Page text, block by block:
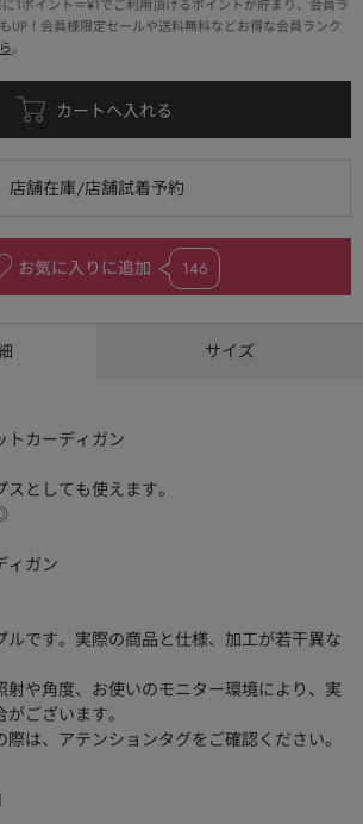
1ポイント＝¥1でご利用頂けるポイントが貯まり、会員ラ
UP！会員様限定セールや送料無料などお得な会員ランク
。
お気に入りに追加 146
サイズ
トカーディガン
としても使えます。
ィガン
です。実際の商品と仕様、加工が若干異な
や角度、お使いのモニター環境により、実
ございます。
は、アテンションタグをご確認ください。